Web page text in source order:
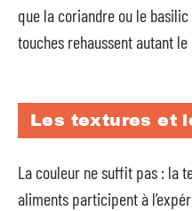
que la coriandre ou le
touches rehaussent autant le
Les textures et
La couleur ne suffit pas : la
aliments participent à